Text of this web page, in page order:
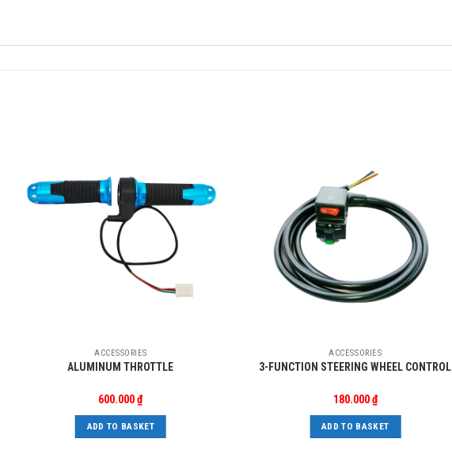
ACCESSORIES
ALUMINUM THROTTLE
600.000₫
ADD TO BASKET
ACCESSORIES
3-FUNCTION STEERING WHEEL CONTROL
180.000₫
ADD TO BASKET